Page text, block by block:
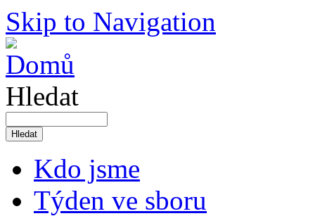
Skip to Navigation
Hledat
Kdo jsme
Týden ve sboru